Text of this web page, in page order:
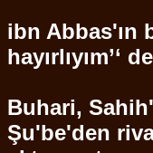
ibn Abbas'ın
Buhari,
Şu'be'den